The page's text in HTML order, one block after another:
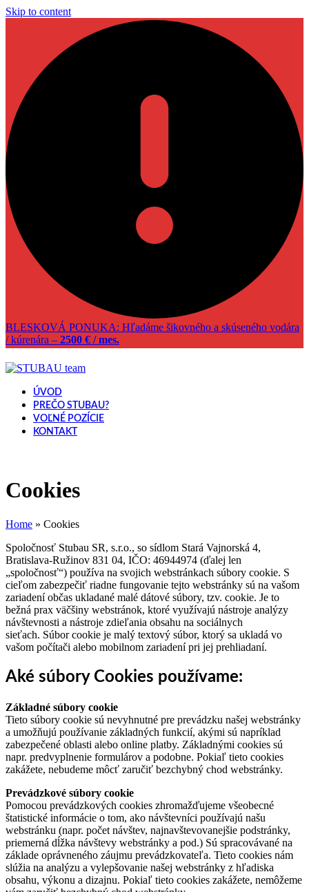
Skip to content
BLESKOVÁ PONUKA: Hľadáme šikovného a skúseného vodára
/ kúrenára – 2500 € / mes.
ÚVOD
PREČO STUBAU?
VOĽNÉ POZÍCIE
KONTAKT
Cookies
Home » Cookies
Spoločnosť Stubau SR, s.r.o., so sídlom Stará Vajnorská 4,
Bratislava-Ružinov 831 04, IČO: 46944974 (ďalej len
„spoločnosť“) používa na svojich webstránkach súbory cookie. S
cieľom zabezpečiť riadne fungovanie tejto webstránky sú na vašom
zariadení občas ukladané malé dátové súbory, tzv. cookie. Je to
bežná prax väčšiny webstránok, ktoré využívajú nástroje analýzy
návštevnosti a nástroje zdieľania obsahu na sociálnych
sieťach. Súbor cookie je malý textový súbor, ktorý sa ukladá vo
vašom počítači alebo mobilnom zariadení pri jej prehliadaní.
Aké súbory Cookies používame:
Základné súbory cookie
Tieto súbory cookie sú nevyhnutné pre prevádzku našej webstránky
a umožňujú používanie základných funkcií, akými sú napríklad
zabezpečené oblasti alebo online platby. Základnými cookies sú
napr. predvyplnenie formulárov a podobne. Pokiaľ tieto cookies
zakážete, nebudeme môcť zaručiť bezchybný chod webstránky.
Prevádzkové súbory cookie
Pomocou prevádzkových cookies zhromažďujeme všeobecné
štatistické informácie o tom, ako návštevníci používajú našu
webstránku (napr. počet návštev, najnavštevovanejšie podstránky,
priemerná dĺžka návštevy webstránky a pod.) Sú spracovávané na
základe oprávneného záujmu prevádzkovateľa. Tieto cookies nám
slúžia na analýzu a vylepšovanie našej webstránky z hľadiska
obsahu, výkonu a dizajnu. Pokiaľ tieto cookies zakážete, nemôžeme